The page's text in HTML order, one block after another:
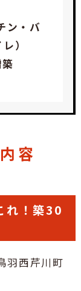
ン・バ
）
容
れ！築30
羽西芹川町